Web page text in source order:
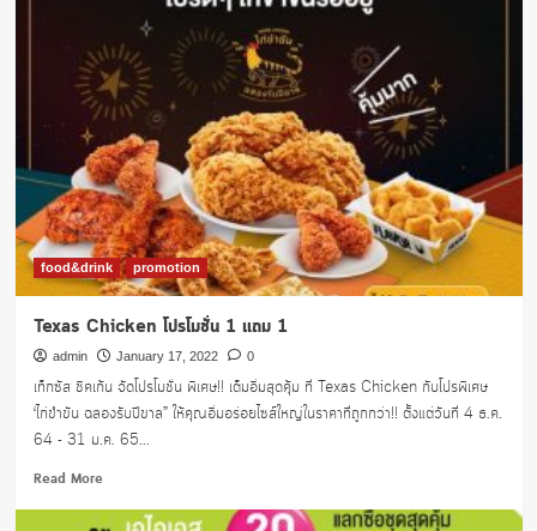
food&drink promotion
Texas Chicken โปรโมชั่น 1 แถม 1
admin January 17, 2022 0
เท็กซัส ชิคเก้น จัดโปรโมชั่น พิเศษ!! เต็มอิ่มสุดคุ้ม ที่ Texas Chicken กับโปรพิเศษ
‘ไก่ขำขัน ฉลองรับปีขาล” ให้คุณอิ่มอร่อยไซส์ใหญ่ในราคาที่ถูกกว่า!! ตั้งแต่วันที่ 4 ธ.ค.
64 - 31 ม.ค. 65...
Read MoreRead
about